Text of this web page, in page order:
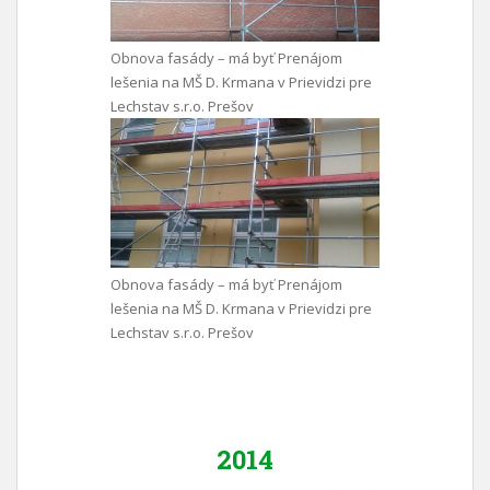
Obnova fasády – má byť Prenájom
lešenia na MŠ D. Krmana v Prievidzi pre
Lechstav s.r.o. Prešov
Obnova fasády – má byť Prenájom
lešenia na MŠ D. Krmana v Prievidzi pre
Lechstav s.r.o. Prešov
2014